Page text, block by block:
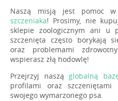
Naszą misją jest pomoc
szczeniaka! Prosimy, nie
sklepie zoologicznym ani u
szczenięta często borykają
oraz problemami
wspierasz złą hodowlę!
Przejrzyj naszą globalną
profilami oraz szczeniętami
swojego wymarzonego psa.